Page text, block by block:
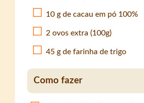
10 g de cacau em pó 100%
2 ovos extra (100g)
45 g de farinha de trigo
Como fazer